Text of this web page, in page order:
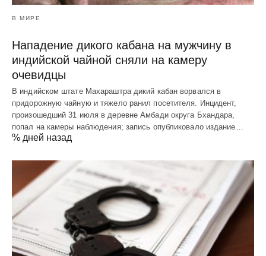
В МИРЕ
Нападение дикого кабана на мужчину в
индийской чайной сняли на камеру
очевидцы
В индийском штате Махараштра дикий кабан ворвался в
придорожную чайную и тяжело ранил посетителя. Инцидент,
произошедший 31 июля в деревне Амбади округа Бхандара,
попал на камеры наблюдения; запись опубликовало издание…
% дней назад